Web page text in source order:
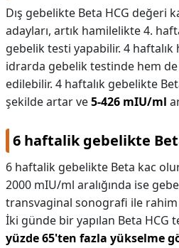
Dış gebelikte Beta HCG değeri
adayları, artık hamilelikte 4.
gebelik testi yapabilir. 4
idrarda gebelik testinde hem
edilebilir. 4 haftalık gebelikte
şekilde artar ve5-426 mIU/ml
6 haftalik gebelikte
6 haftalik gebelikte Beta kac
2000 mIU/ml aralığında ise
transvaginal sonografi ile
İki günde bir yapılan Beta HCG
yüzde 65'ten fazla yükselme